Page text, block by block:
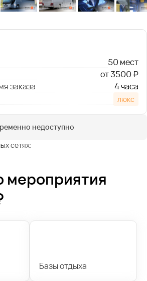
50 мест
от 3500 ₽
заказа
4 часа
люкс
недоступно
сетях:
мероприятия
Базы отдыха